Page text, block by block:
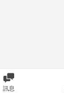
訊息